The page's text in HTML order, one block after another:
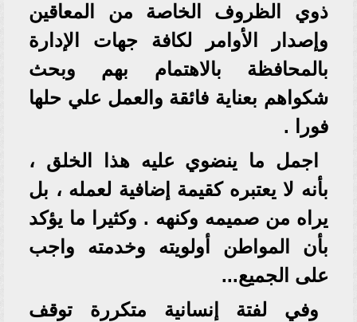
ذوي الظروف الخاصة من المعاقين
وإصدار الأوامر لكافة جهات الإدارة
بالمحافظة بالاهتمام بهم وبحث
شكواهم بعناية فائقة والعمل علي حلها
فورا .
اجمل ما ينضوي عليه هذا الخلق ،
بأنه لا يعتبره كقيمة إضافية لعمله ، بل
يراه من صميمه وكنهه . وكثيرا ما يؤكد
بأن المواطن أولويته وخدمته واجب
على الجميع...
وفي لفتة إنسانية متكررة توقف